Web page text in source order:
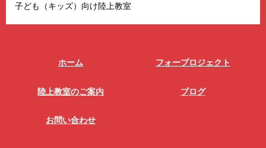
子ども（キッズ）向け陸上教室
ホーム フォープロジェクト
陸上教室のご案内 ブログ
お問い合わせ